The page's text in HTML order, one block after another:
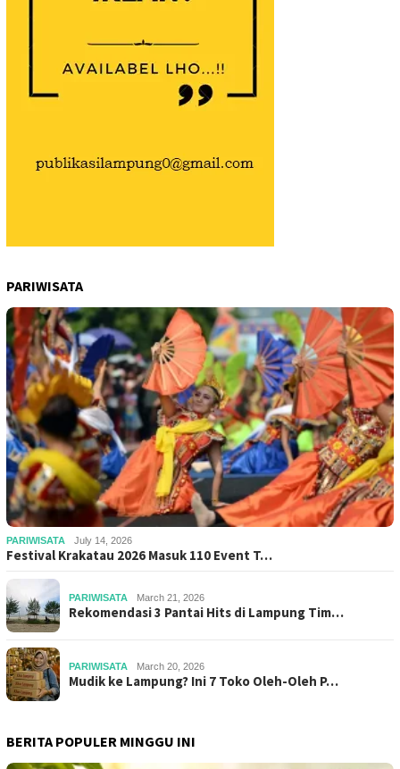
PARIWISATA
PARIWISATA July 14, 2026
Festival Krakatau 2026 Masuk 110 Event T…
PARIWISATA March 21, 2026
Rekomendasi 3 Pantai Hits di Lampung Tim…
PARIWISATA March 20, 2026
Mudik ke Lampung? Ini 7 Toko Oleh-Oleh P…
BERITA POPULER MINGGU INI